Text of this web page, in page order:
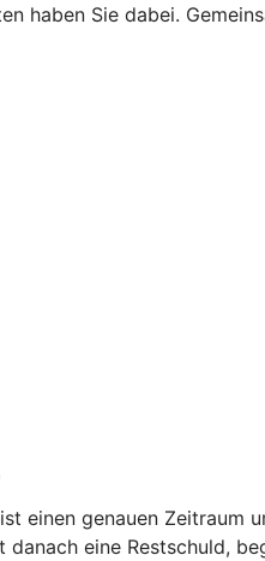
haben Sie dabei.
einen genauen
eine Restschuld,